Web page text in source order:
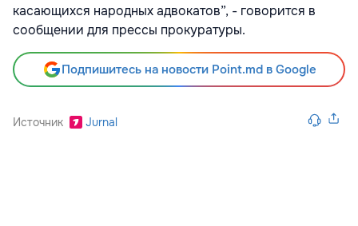
касающихся народных адвокатов”, - говорится в
сообщении для прессы прокуратуры.
Подпишитесь на новости Point.md в Google
Источник Jurnal